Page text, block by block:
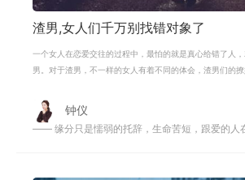
渣男,女人们千万别找错对象了
一个女人在恋爱交往的过程中，最怕的就是真心给错了人
男。对于渣男，不一样的女人有着不同的体会，渣男们的
钟仪
—— 缘分只是懦弱的托辞，生命苦短，跟爱的人